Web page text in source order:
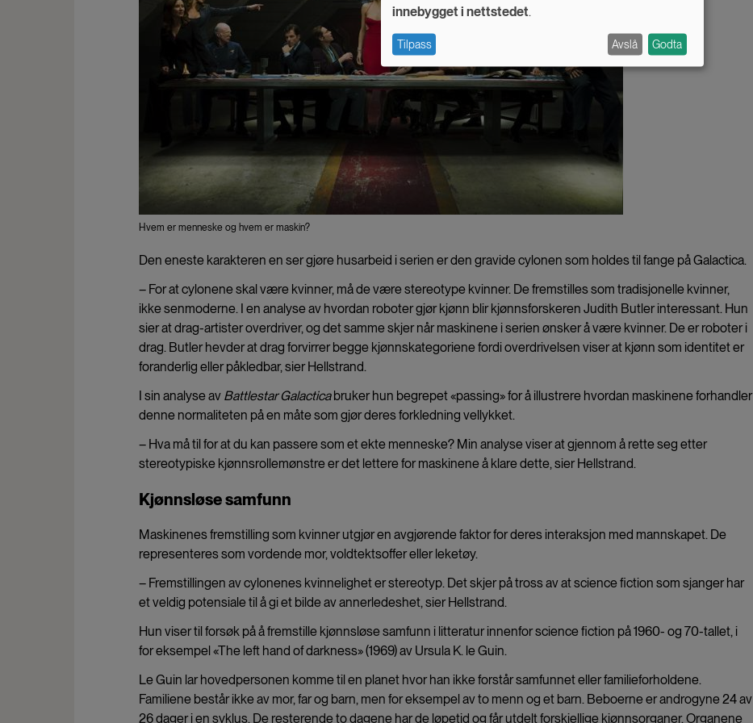
Hvem er menneske og hvem er maskin?
Den eneste karakteren en ser gjøre husarbeid i serien er den gravide cylonen som holdes til fange på Galactica.
– For at cylonene skal være kvinner, må de være stereotype kvinner. De fremstilles som tradisjonelle kvinner,
ikke senmoderne. I en analyse av hvordan roboter gjør kjønn blir kjønnsforskeren Judith Butler interessant. Hun
sier at drag-artister overdriver, og det samme skjer når maskinene i serien ønsker å være kvinner. De er roboter i
drag. Butler hevder at drag forvirrer begge kjønnskategoriene fordi overdrivelsen viser at kjønn som identitet er
foranderlig eller påkledbar, sier Hellstrand.
I sin analyse av Battlestar Galactica bruker hun begrepet «passing» for å illustrere hvordan maskinene forhandler
denne normaliteten på en måte som gjør deres forkledning vellykket.
– Hva må til for at du kan passere som et ekte menneske? Min analyse viser at gjennom å rette seg etter
stereotypiske kjønnsrollemønstre er det lettere for maskinene å klare dette, sier Hellstrand.
Kjønnsløse samfunn
Maskinenes fremstilling som kvinner utgjør en avgjørende faktor for deres interaksjon med mannskapet. De
representeres som vordende mor, voldtektsoffer eller leketøy.
– Fremstillingen av cylonenes kvinnelighet er stereotyp. Det skjer på tross av at science fiction som sjanger har
et veldig potensiale til å gi et bilde av annerledeshet, sier Hellstrand.
Hun viser til forsøk på å fremstille kjønnsløse samfunn i litteratur innenfor science fiction på 1960- og 70-tallet, i
for eksempel «The left hand of darkness» (1969) av Ursula K. le Guin.
Le Guin lar hovedpersonen komme til en planet hvor han ikke forstår samfunnet eller familieforholdene.
Familiene består ikke av mor, far og barn, men for eksempel av to menn og et barn. Beboerne er androgyne 24 av
26 dager i en syklus. De resterende to dagene har de løpetid og får utdelt forskjellige kjønnsorganer. Organene
personal
data
and
cookies
innebygget i nettstedet.
Tilpass Avslå Godta